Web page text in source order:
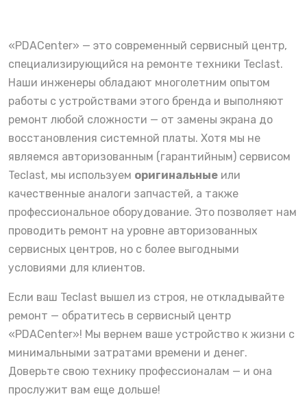
«PDACenter» — это современный сервисный центр,
специализирующийся на ремонте техники Teclast.
Наши инженеры обладают многолетним опытом
работы с устройствами этого бренда и выполняют
ремонт любой сложности — от замены экрана до
восстановления системной платы. Хотя мы не
являемся авторизованным (гарантийным) сервисом
Teclast, мы используем оригинальные или
качественные аналоги запчастей, а также
профессиональное оборудование. Это позволяет нам
проводить ремонт на уровне авторизованных
сервисных центров, но с более выгодными
условиями для клиентов.
Если ваш Teclast вышел из строя, не откладывайте
ремонт — обратитесь в сервисный центр
«PDACenter»! Мы вернем ваше устройство к жизни с
минимальными затратами времени и денег.
Доверьте свою технику профессионалам — и она
прослужит вам еще дольше!